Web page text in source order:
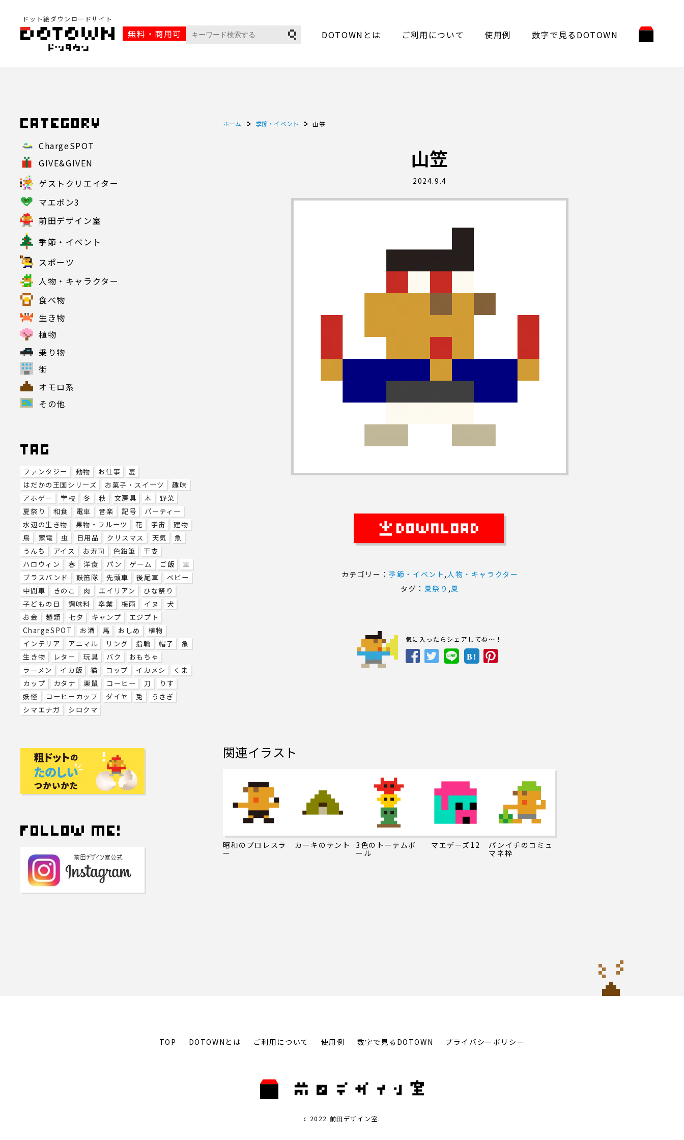
ドット絵ダウンロードサイト
無料・商用可 DOTOWNとは ご利用について 使用例 数字で見るDOTOWN
ChargeSPOT
GIVE&GIVEN
ゲストクリエイター
マエボン3
前田デザイン室
季節・イベント
スポーツ
人物・キャラクター
食べ物
生き物
植物
乗り物
街
オモロ系
その他
ファンタジー 動物 お仕事
夏
はだかの王国シリーズ
お菓子・スイーツ
趣味
アホゲー
学校 冬 秋 文房具 木
野菜
夏祭り
和食 電車 音楽 記号
パーティー
水辺の生き物
果物・フルーツ 花 宇宙
建物
鳥
家電 虫 日用品 クリスマス 天気
魚
うんち
アイス お寿司 色鉛筆
干支
ハロウィン
春 洋食 パン ゲーム ご飯
車
ブラスバンド
鼓笛隊 先頭車 後尾車
ベビー
中間車
きのこ 肉 エイリアン
ひな祭り
子どもの日
調味料 卒業 梅雨 イヌ
犬
お金
麺類 七夕 キャンプ
エジプト
ChargeSPOT
お酒 馬 おしめ
植物
インテリア
アニマル リング 指輪 帽子
象
生き物
レター 玩具 バク
おもちゃ
ラーメン
イカ飯 猫 コップ イカメシ
くま
カップ
カタナ 栗鼠 コーヒー 刀
りす
妖怪
コーヒーカップ ダイヤ 兎
うさぎ
シマエナガ
シロクマ
ホーム 季節・イベント 山笠
山笠
2024.9.4
カテゴリー：季節・イベント ,人物・キャラクター
タグ： 夏祭り ,夏
気に入ったらシェアしてね～！
B!
関連イラスト
昭和のプロレスラ
ー
カーキのテント
3色のトーテムポ
ール
マエデーズ12
パンイチのコミュ
マネ枠
TOP DOTOWNとは ご利用について 使用例 数字で見るDOTOWN プライバシーポリシー
c 2022 前田デザイン室.